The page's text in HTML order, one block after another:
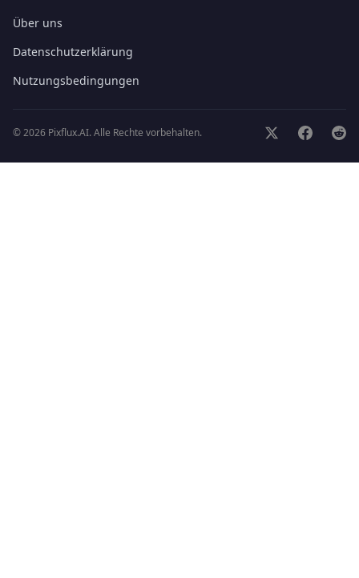
Über uns
Datenschutzerklärung
Nutzungsbedingungen
©2026 Pixflux.AI.Alle Rechte vorbehalten.